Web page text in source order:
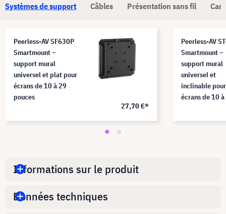
Systèmes de support Câbles Présentation sans fil
Peerless-AV SF630P
Smartmount –
support mural
universel et plat pour
écrans de 10 à 29
pouces
27,70 €*
Peerless-AV
Smartmount –
support mural
universel et
inclinable pour
écrans de 10
Informations sur le produit
Données techniques